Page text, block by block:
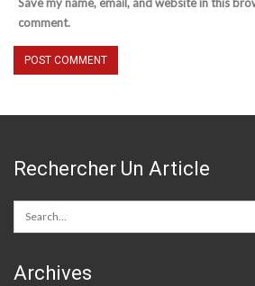
comment.
Rechercher Un Article
Archives